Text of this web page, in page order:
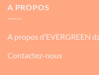
A PROPOS
A propos d’EVERGREEN
Contactez-nous